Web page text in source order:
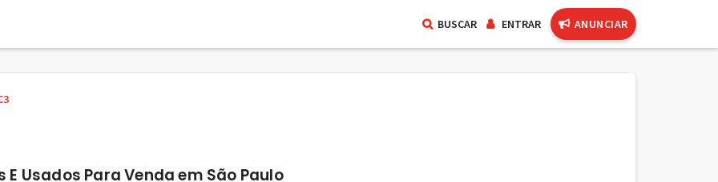
BUSCAR ENTRAR ANUNCIAR
Usados Para Venda em São Paulo